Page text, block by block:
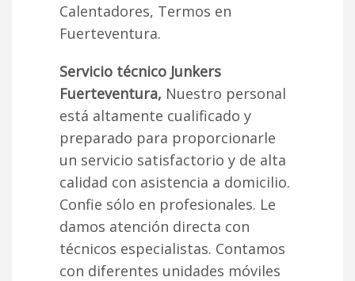
Calentadores, Termos en
Fuerteventura.
Servicio técnico Junkers
Fuerteventura, Nuestro personal
está altamente cualificado y
preparado para proporcionarle
un servicio satisfactorio y de alta
calidad con asistencia a domicilio.
Confie sólo en profesionales. Le
damos atención directa con
técnicos especialistas. Contamos
con diferentes unidades móviles